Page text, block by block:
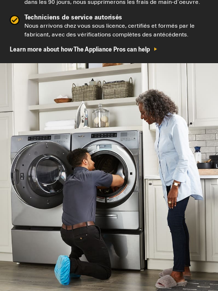
dans les 90 jours, nous supprimerons les frais de main-d’oeuvre.
Techniciens de service autorisés
Nous arrivons chez vous sous licence, certifiés et formés par le
fabricant, avec des vérifications complètes des antécédents.
Learn more about how The Appliance Pros can help